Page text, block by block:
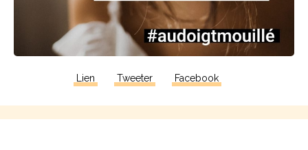
Lien Tweeter Facebook